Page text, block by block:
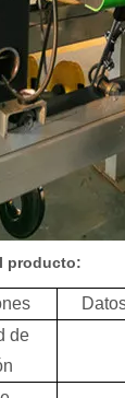
producto:
de